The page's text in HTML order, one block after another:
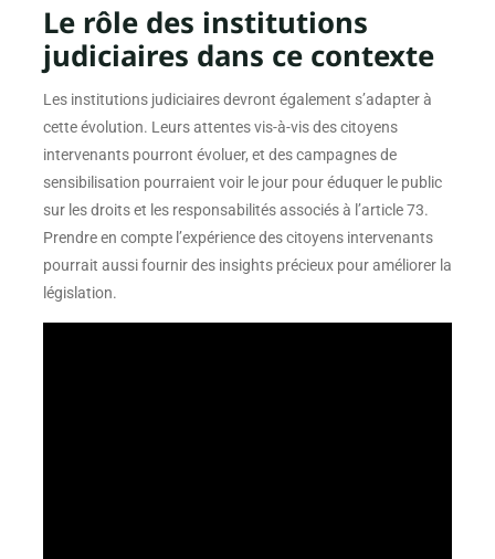
Le rôle des institutions
judiciaires dans ce contexte
Les institutions judiciaires devront également s’adapter à
cette évolution. Leurs attentes vis-à-vis des citoyens
intervenants pourront évoluer, et des campagnes de
sensibilisation pourraient voir le jour pour éduquer le public
sur les droits et les responsabilités associés à l’article 73.
Prendre en compte l’expérience des citoyens intervenants
pourrait aussi fournir des insights précieux pour améliorer la
législation.